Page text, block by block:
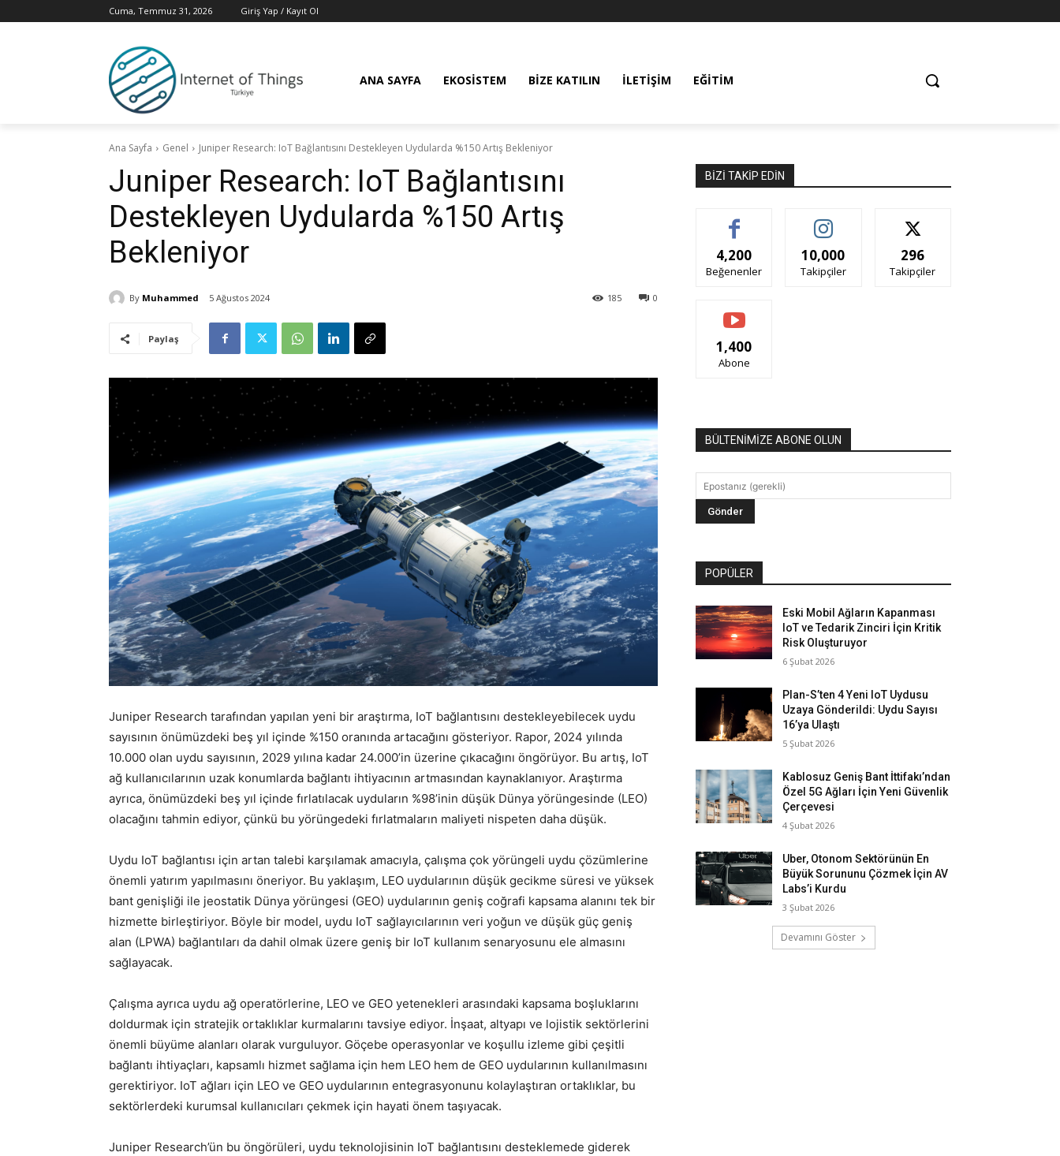
Cuma, Temmuz 31, 2026 Giriş Yap / Kayıt Ol
ANA SAYFA EKOSISTEM BIZE KATILIN İLETIŞIM EĞITIM
Ana Sayfa Genel Juniper Research: IoT Bağlantısını Destekleyen Uydularda %150 Artış Bekleniyor
Juniper Research: IoT Bağlantısını
Destekleyen Uydularda %150 Artış
Bekleniyor
By Muhammed 5 Ağustos 2024 0
185
Paylaş
Juniper Research tarafından yapılan yeni bir araştırma, IoT bağlantısını destekleyebilecek uydu
sayısının önümüzdeki beş yıl içinde %150 oranında artacağını gösteriyor. Rapor, 2024 yılında
10.000 olan uydu sayısının, 2029 yılına kadar 24.000’in üzerine çıkacağını öngörüyor. Bu artış, IoT
ağ kullanıcılarının uzak konumlarda bağlantı ihtiyacının artmasından kaynaklanıyor. Araştırma
ayrıca, önümüzdeki beş yıl içinde fırlatılacak uyduların %98’inin düşük Dünya yörüngesinde (LEO)
olacağını tahmin ediyor, çünkü bu yörüngedeki fırlatmaların maliyeti nispeten daha düşük.
Uydu IoT bağlantısı için artan talebi karşılamak amacıyla, çalışma çok yörüngeli uydu çözümlerine
önemli yatırım yapılmasını öneriyor. Bu yaklaşım, LEO uydularının düşük gecikme süresi ve yüksek
bant genişliği ile jeostatik Dünya yörüngesi (GEO) uydularının geniş coğrafi kapsama alanını tek bir
hizmette birleştiriyor. Böyle bir model, uydu IoT sağlayıcılarının veri yoğun ve düşük güç geniş
alan (LPWA) bağlantıları da dahil olmak üzere geniş bir IoT kullanım senaryosunu ele almasını
sağlayacak.
Çalışma ayrıca uydu ağ operatörlerine, LEO ve GEO yetenekleri arasındaki kapsama boşluklarını
doldurmak için stratejik ortaklıklar kurmalarını tavsiye ediyor. İnşaat, altyapı ve lojistik sektörlerini
önemli büyüme alanları olarak vurguluyor. Göçebe operasyonlar ve koşullu izleme gibi çeşitli
bağlantı ihtiyaçları, kapsamlı hizmet sağlama için hem LEO hem de GEO uydularının kullanılmasını
gerektiriyor. IoT ağları için LEO ve GEO uydularının entegrasyonunu kolaylaştıran ortaklıklar, bu
sektörlerdeki kurumsal kullanıcıları çekmek için hayati önem taşıyacak.
Juniper Research’ün bu öngörüleri, uydu teknolojisinin IoT bağlantısını desteklemede giderek
BIZI TAKIP EDIN
4,200
Beğenenler
10,000
Takipçiler
296
Takipçiler
1,400
Abone
BÜLTENİMİZE ABONE OLUN
POPÜLER
Eski Mobil Ağların Kapanması
IoT ve Tedarik Zinciri İçin Kritik
Risk Oluşturuyor
6 Şubat 2026
Plan-S’ten 4 Yeni IoT Uydusu
Uzaya Gönderildi: Uydu Sayısı
16’ya Ulaştı
5 Şubat 2026
Kablosuz Geniş Bant İttifakı’ndan
Özel 5G Ağları İçin Yeni Güvenlik
Çerçevesi
4 Şubat 2026
Uber, Otonom Sektörünün En
Büyük Sorununu Çözmek İçin AV
Labs’i Kurdu
3 Şubat 2026
Devamını Göster